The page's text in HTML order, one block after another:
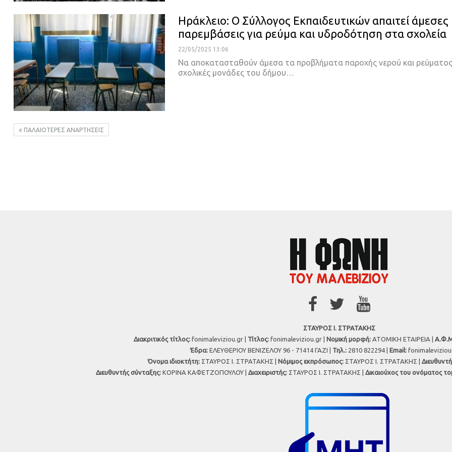
Ηράκλειο: Ο Σύλλογος Εκπαιδευτικών απαιτεί άμεσες
παρεμβάσεις για ρεύμα και υδροδότηση στα σχολεία
22/05/2025 13:06
Να αποκατασταθούν άμεσα τα προβλήματα παροχής νερού και
σχολικές μονάδες του δήμου…
ΠΑΛΑΙΌΤΕΡΕΣ ΑΝΑΡΤΉΣΕΙΣ
ΣΤΑΥΡΟΣ Ι. ΣΤΡΑΤΑΚΗΣ
Διακριτικός τίτλος: fonimaleviziou.gr | Τίτλος: fonimaleviziou.gr | Νομική μορφή: ΑΤΟΜΙΚΗ ΕΤΑΙΡΕΙΑ |
Έδρα: ΕΛΕΥΘΕΡΙΟΥ ΒΕΝΙΖΕΛΟΥ 96 - 71414 ΓΑΖΙ | Τηλ.: 2810 822294 | Εmail:
Όνομα ιδιοκτήτη: ΣΤΑΥΡΟΣ Ι. ΣΤΡΑΤΑΚΗΣ | Νόμιμος εκπρόσωπος: ΣΤΑΥΡΟΣ Ι. ΣΤΡΑΤΑΚΗΣ |
Διευθυντής σύνταξης: ΚΟΡΙΝΑ ΚΑΦΕΤΖΟΠΟΥΛΟΥ | Διαχειριστής: ΣΤΑΥΡΟΣ Ι. ΣΤΡΑΤΑΚΗΣ | Δικαιούχος του ονόματος